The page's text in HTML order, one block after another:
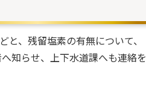
、残留塩素の有無について、
知らせ、上下水道課へも連絡を